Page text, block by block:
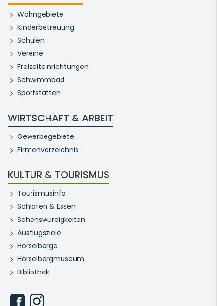
Wohngebiete
Kinderbetreuung
Schulen
Vereine
Freizeiteinrichtungen
Schwimmbad
Sportstätten
WIRTSCHAFT & ARBEIT
Gewerbegebiete
Firmenverzeichnis
KULTUR & TOURISMUS
Tourismusinfo
Schlafen & Essen
Sehenswürdigkeiten
Ausflugsziele
Hörselberge
Hörselbergmuseum
Bibliothek